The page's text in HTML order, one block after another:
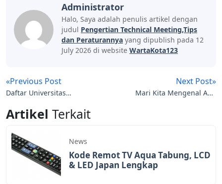
Administrator
Halo, Saya adalah penulis artikel dengan
judul Pengertian Technical Meeting,Tips
dan Peraturannya yang dipublish pada 12
July 2026 di website WartaKota123
«Previous Post
Daftar Universitas
Lengkap!
Next Post»
Mari Kita Mengenal Apa
Artikel Terkait
News
Kode Remot TV Aqua Tabung, LCD
& LED Japan Lengkap